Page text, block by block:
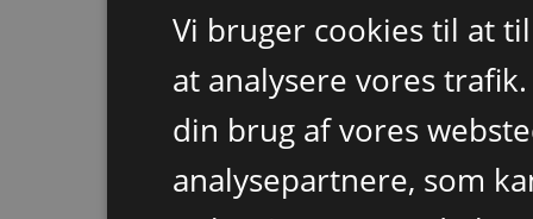
Vi bruger cookies til at
at analysere vores
din brug af vores
analysepartnere, som